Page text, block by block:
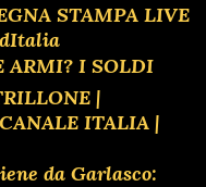
STAMPA LIVE
ARMI? I SOLDI
|
ITALIA |
da Garlasco: